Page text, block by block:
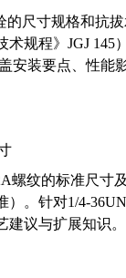
的尺寸规格和抗
术规程》JGJ
安装要点、性能
螺纹的标准尺寸
）。针对1/4-
建议与扩展知识。